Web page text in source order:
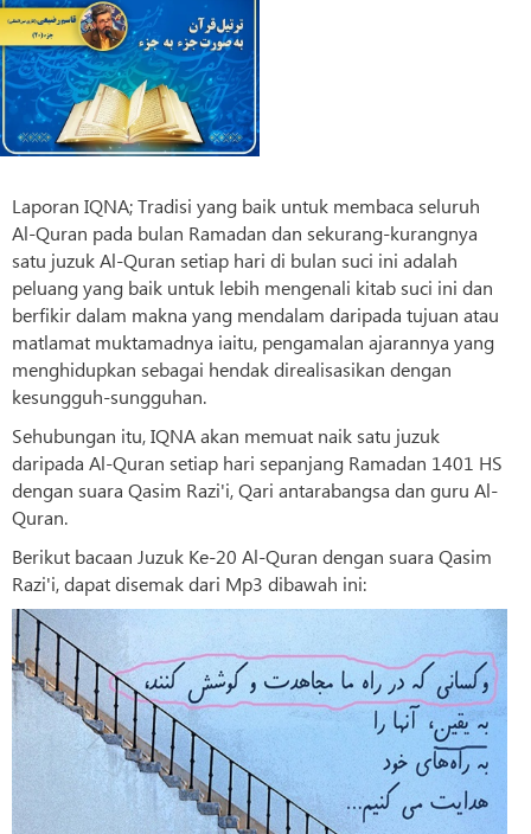
Laporan IQNA; Tradisi yang baik untuk membaca seluruh
Al-Quran pada bulan Ramadan dan sekurang-kurangnya
satu juzuk Al-Quran setiap hari di bulan suci ini adalah
peluang yang baik untuk lebih mengenali kitab suci ini dan
berfikir dalam makna yang mendalam daripada tujuan atau
matlamat muktamadnya iaitu, pengamalan ajarannya yang
menghidupkan sebagai hendak direalisasikan dengan
kesungguh-sungguhan.
Sehubungan itu, IQNA akan memuat naik satu juzuk
daripada Al-Quran setiap hari sepanjang Ramadan 1401 HS
dengan suara Qasim Razi'i, Qari antarabangsa dan guru Al-
Quran.
Berikut bacaan Juzuk Ke-20 Al-Quran dengan suara Qasim
Razi'i, dapat disemak dari Mp3 dibawah ini: